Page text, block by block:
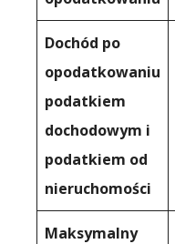
Dochód po
opodatkowaniu
podatkiem
dochodowym i
podatkiem od
nieruchomości
Maksymalny